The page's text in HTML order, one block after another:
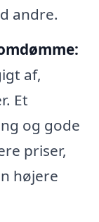
andre.
af,
Et
og gode
priser,
højere